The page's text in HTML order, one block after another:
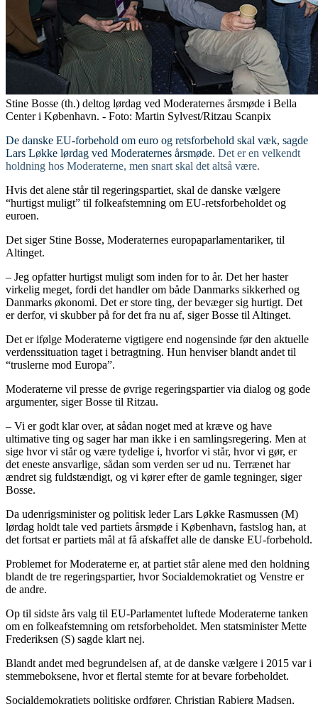
Stine Bosse (th.) deltog lørdag ved Moderaternes årsmøde i Bella
Center i København. - Foto: Martin Sylvest/Ritzau Scanpix
De danske EU-forbehold om euro og retsforbehold skal væk, sagde
Lars Løkke lørdag ved Moderaternes årsmøde. Det er en velkendt
holdning hos Moderaterne, men snart skal det altså være.
Hvis det alene står til regeringspartiet, skal de danske vælgere
“hurtigst muligt” til folkeafstemning om EU-retsforbeholdet og
euroen.
Det siger Stine Bosse, Moderaternes europaparlamentariker, til
Altinget.
– Jeg opfatter hurtigst muligt som inden for to år. Det her haster
virkelig meget, fordi det handler om både Danmarks sikkerhed og
Danmarks økonomi. Det er store ting, der bevæger sig hurtigt. Det
er derfor, vi skubber på for det fra nu af, siger Bosse til Altinget.
Det er ifølge Moderaterne vigtigere end nogensinde før den aktuelle
verdenssituation taget i betragtning. Hun henviser blandt andet til
“truslerne mod Europa”.
Moderaterne vil presse de øvrige regeringspartier via dialog og gode
argumenter, siger Bosse til Ritzau.
– Vi er godt klar over, at sådan noget med at kræve og have
ultimative ting og sager har man ikke i en samlingsregering. Men at
sige hvor vi står og være tydelige i, hvorfor vi står, hvor vi gør, er
det eneste ansvarlige, sådan som verden ser ud nu. Terrænet har
ændret sig fuldstændigt, og vi kører efter de gamle tegninger, siger
Bosse.
Da udenrigsminister og politisk leder Lars Løkke Rasmussen (M)
lørdag holdt tale ved partiets årsmøde i København, fastslog han, at
det fortsat er partiets mål at få afskaffet alle de danske EU-forbehold.
Problemet for Moderaterne er, at partiet står alene med den holdning
blandt de tre regeringspartier, hvor Socialdemokratiet og Venstre er
de andre.
Op til sidste års valg til EU-Parlamentet luftede Moderaterne tanken
om en folkeafstemning om retsforbeholdet. Men statsminister Mette
Frederiksen (S) sagde klart nej.
Blandt andet med begrundelsen af, at de danske vælgere i 2015 var i
stemmeboksene, hvor et flertal stemte for at bevare forbeholdet.
Socialdemokratiets politiske ordfører, Christian Rabjerg Madsen,